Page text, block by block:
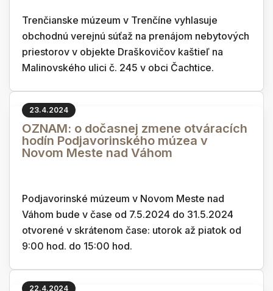
Trenčianske múzeum v Trenčíne vyhlasuje
obchodnú verejnú súťaž na prenájom nebytových
priestorov v objekte Draškovičov kaštieľ na
Malinovského ulici č. 245 v obci Čachtice.
23.4.2024
OZNAM: o dočasnej zmene otváracích
hodín Podjavorinského múzea v
Novom Meste nad Váhom
Podjavorinské múzeum v Novom Meste nad
Váhom bude v čase od 7.5.2024 do 31.5.2024
otvorené v skrátenom čase: utorok až piatok od
9:00 hod. do 15:00 hod.
22.4.2024